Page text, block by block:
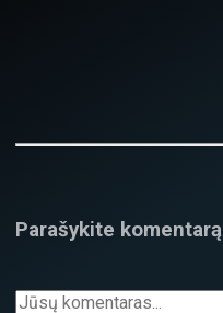
Parašykite komentarą